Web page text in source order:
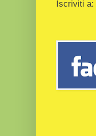
Iscriviti a: